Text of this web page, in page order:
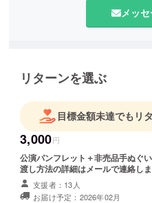
メッ
リターンを選ぶ
目標金額未達でもリ
3,000円
公演パンフレット＋非売品手ぬぐい(サイ
渡し方法の詳細はメールで連絡しま
支援者：13人
お届け予定：2026年02月